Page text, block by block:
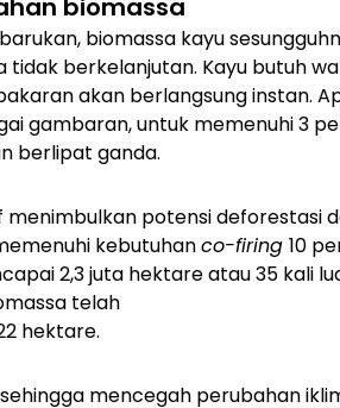
biomassa
biomassa kayu
tidak berkelanjutan. Kayu butuh
akan berlangsung instan.
gambaran, untuk memenuhi 3
berlipat ganda.
potensi deforestasi
kebutuhanco-firing 10
2,3 juta hektare atau 35 kali
telah
hektare.
mencegah perubahan